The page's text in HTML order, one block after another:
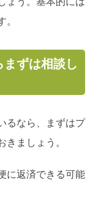
。
ずは相談し
るなら、まずはプ
きましょう。
に返済できる可能